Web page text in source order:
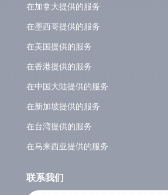
在加拿大提供的服务
在墨西哥提供的服务
在美国提供的服务
在香港提供的服务
在中国大陆提供的服务
在新加坡提供的服务
在台湾提供的服务
在马来西亚提供的服务
联系我们